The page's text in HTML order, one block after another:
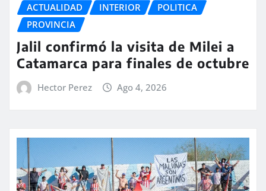
ACTUALIDAD INTERIOR
POLITICA
PROVINCIA
Jalil confirmó la visita de Milei a
Catamarca para finales de octubre
Hector Perez Ago 4, 2026